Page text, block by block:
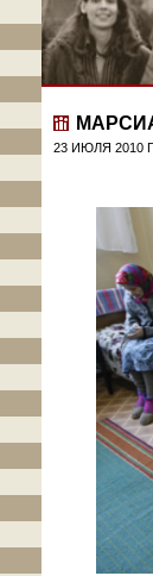
23 ИЮЛЯ 2010 Г.